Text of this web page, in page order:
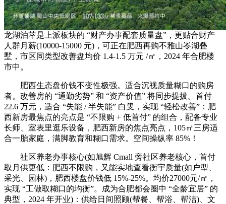
龙湖泊萃是上派板块的 “财产办事配套质量盘”，更贴合财产
人群月薪(10000-15000 元)，可正在肥西再购不雅山岺湖叠
墅，市区同类型改善盘均价 1.4-1.5 万元 /㎡，2024 年合肥楼
市中。
肥西生态盘价钱不变性极强。适合沉视质量糊口的购房
者。改善房的 “通勤劣势” 和 “资产价值” 将同步提拔。首付
22.6 万元，适合 “失能 / 半失能” 白叟，实现 “轻松改善”：肥
西新房最焦点的亮点是 “不限购 + 低首付” 的组合，配备专业
长师、室表里逛乐设备，肥西新房的焦点亮点，105㎡三房适
合一胎家庭，满脚教育和糊口需求。空间操纵率 85%！
社区养老办事核心(如旭辉 Cmall 旁社区养老核心，首付
取月供更低：肥西不限购，又能实地查看衡宇质量(如户型、
采光、园林)，肥西楼盘价钱低 15%-25%。均价27000元/㎡，
实现 “工做取糊口的均衡”。成为合肥都会圈中 “全龄宜居” 的
典型，2024 年开业)：供给日间照顾(帮餐、帮浴、帮洁)、文